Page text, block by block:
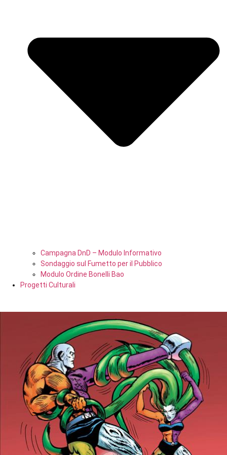
Campagna DnD – Modulo Informativo
Sondaggio sul Fumetto per il Pubblico
Modulo Ordine Bonelli Bao
Progetti Culturali